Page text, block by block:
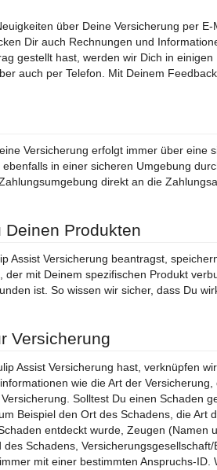
über Deine Versicherung per
Dir auch Rechnungen und
gestellt hast, werden wir Dich in
auch per Telefon. Mit Deinem
Versicherung erfolgt immer über
ebenfalls in einer sicheren Umgebung
direkt an die
Deinen Produkten
Assist Versicherung beantragst,
der mit Deinem spezifischen Produkt
ist. So wissen wir sicher, dass Du
Versicherung
Assist Versicherung hast, verknüpfen
wie die Art der
Solltest Du einen Schaden
Beispiel den Ort des Schadens, die
entdeckt wurde, Zeugen (Namen
Schadens,
mit einer bestimmten Anspruchs-